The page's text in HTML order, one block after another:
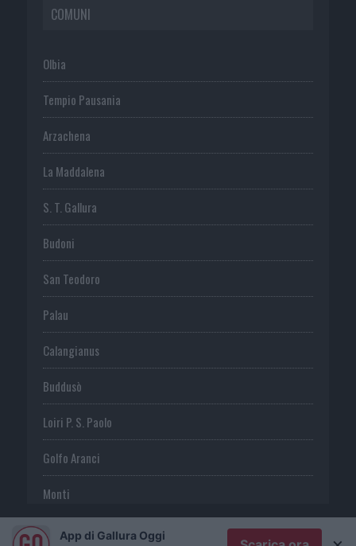
COMUNI
Olbia
Tempio Pausania
Arzachena
La Maddalena
S. T. Gallura
Budoni
San Teodoro
Palau
Calangianus
Buddusò
Loiri P. S. Paolo
Golfo Aranci
Monti
TeltiApp di Gallura Oggi